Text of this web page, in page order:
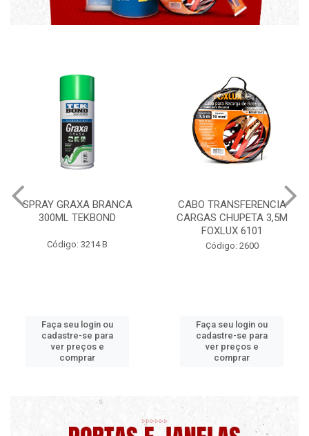
CABO TRANSFERENCIA
CARGAS CHUPETA 3,5M
Código: 2600
Faça seu login ou
cadastre-se para
ver preços e
comprar
CHAVE DE RODA TIPO CRUZ
17X19X21X23 FOX 4513
Código: 2628
Faça seu login ou
cadastre-se para
ver preços e
comprar